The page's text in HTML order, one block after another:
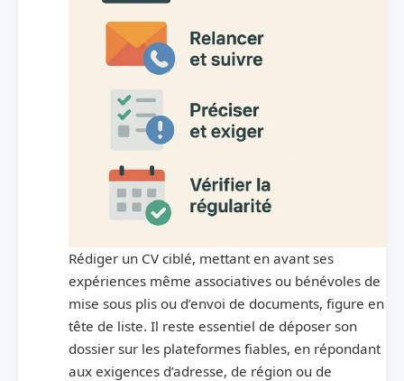
Rédiger un CV ciblé, mettant en avant ses
expériences même associatives ou bénévoles de
mise sous plis ou d’envoi de documents, figure en
tête de liste. Il reste essentiel de déposer son
dossier sur les plateformes fiables, en répondant
aux exigences d’adresse, de région ou de